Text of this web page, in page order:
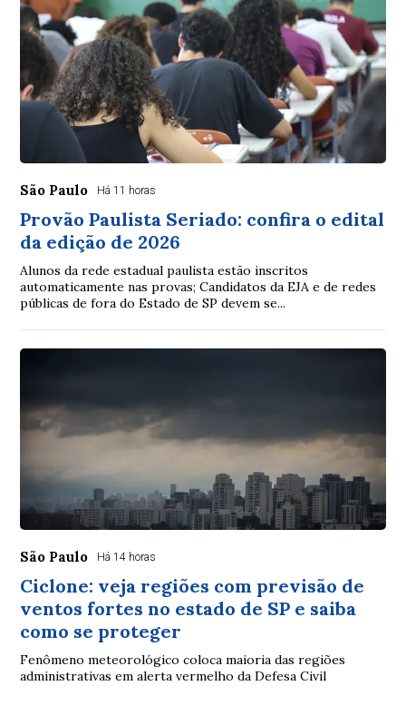
São Paulo Há 11 horas
Provão Paulista Seriado: confira o edital
da edição de 2026
Alunos da rede estadual paulista estão inscritos
automaticamente nas provas; Candidatos da EJA e de redes
públicas de fora do Estado de SP devem se...
São Paulo Há 14 horas
Ciclone: veja regiões com previsão de
ventos fortes no estado de SP e saiba
como se proteger
Fenômeno meteorológico coloca maioria das regiões
administrativas em alerta vermelho da Defesa Civil